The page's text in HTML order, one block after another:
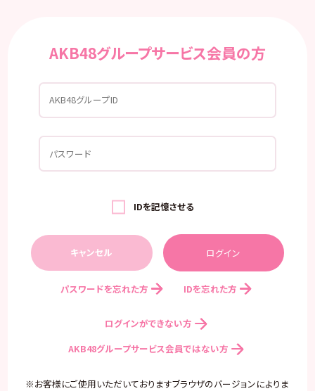
AKB48グループサービス会員の方
IDを記憶させる
キャンセル
パスワードを忘れた方 IDを忘れた方
ログインができない方
AKB48グループサービス会員ではない方
※お客様にご使用いただいておりますブラウザのバージョンによりま